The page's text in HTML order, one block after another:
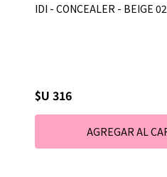
IDI - CONCEALER - BEIGE 02
$U 316